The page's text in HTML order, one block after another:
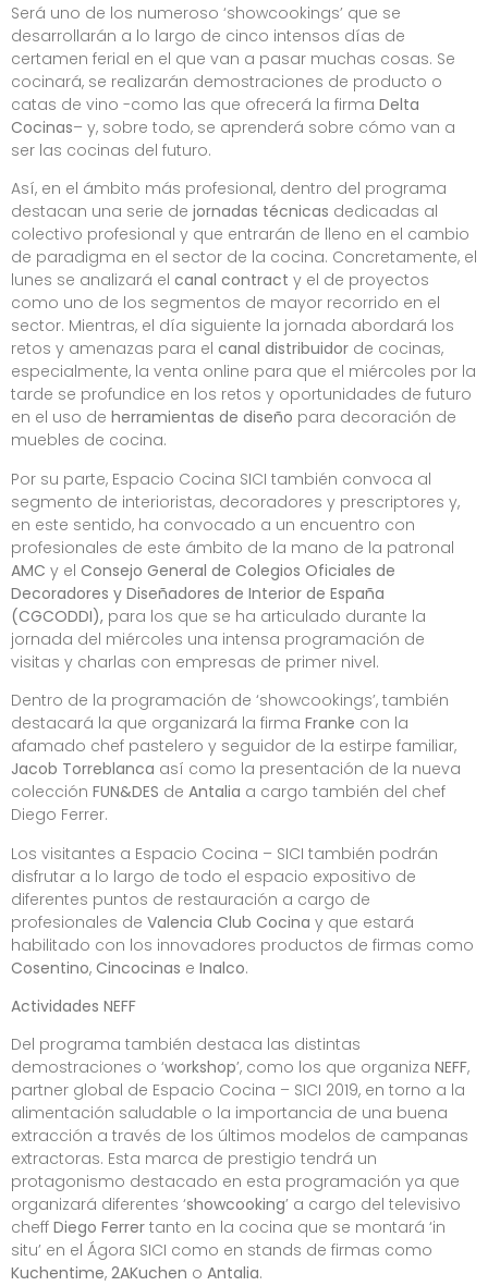
Será uno de los numeroso ‘showcookings’ que se
desarrollarán a lo largo de cinco intensos días de
certamen ferial en el que van a pasar muchas cosas. Se
cocinará, se realizarán demostraciones de producto o
catas de vino -como las que ofrecerá la firma Delta
Cocinas– y, sobre todo, se aprenderá sobre cómo van a
ser las cocinas del futuro.
Así, en el ámbito más profesional, dentro del programa
destacan una serie de jornadas técnicas dedicadas al
colectivo profesional y que entrarán de lleno en el cambio
de paradigma en el sector de la cocina. Concretamente, el
lunes se analizará el canal contract y el de proyectos
como uno de los segmentos de mayor recorrido en el
sector. Mientras, el día siguiente la jornada abordará los
retos y amenazas para el canal distribuidor de cocinas,
especialmente, la venta online para que el miércoles por la
tarde se profundice en los retos y oportunidades de futuro
en el uso de herramientas de diseño para decoración de
muebles de cocina.
Por su parte, Espacio Cocina SICI también convoca al
segmento de interioristas, decoradores y prescriptores y,
en este sentido, ha convocado a un encuentro con
profesionales de este ámbito de la mano de la patronal
AMC y el Consejo General de Colegios Oficiales de
Decoradores y Diseñadores de Interior de España
(CGCODDI), para los que se ha articulado durante la
jornada del miércoles una intensa programación de
visitas y charlas con empresas de primer nivel.
Dentro de la programación de ‘showcookings’, también
destacará la que organizará la firma Franke con la
afamado chef pastelero y seguidor de la estirpe familiar,
Jacob Torreblanca así como la presentación de la nueva
colección FUN&DES de Antalia a cargo también del chef
Diego Ferrer.
Los visitantes a Espacio Cocina – SICI también podrán
disfrutar a lo largo de todo el espacio expositivo de
diferentes puntos de restauración a cargo de
profesionales de Valencia Club Cocina y que estará
habilitado con los innovadores productos de firmas como
Cosentino, Cincocinas e Inalco.
Actividades NEFF
Del programa también destaca las distintas
demostraciones o ‘workshop’, como los que organiza NEFF,
partner global de Espacio Cocina – SICI 2019, en torno a la
alimentación saludable o la importancia de una buena
extracción a través de los últimos modelos de campanas
extractoras. Esta marca de prestigio tendrá un
protagonismo destacado en esta programación ya que
organizará diferentes ‘showcooking’ a cargo del televisivo
cheff Diego Ferrer tanto en la cocina que se montará ‘in
situ’ en el Ágora SICI como en stands de firmas como
Kuchentime, 2AKuchen o Antalia.